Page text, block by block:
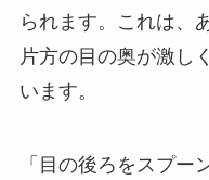
られます。これは、
片方の目の奥が激し
います。
「目の後ろをスプー